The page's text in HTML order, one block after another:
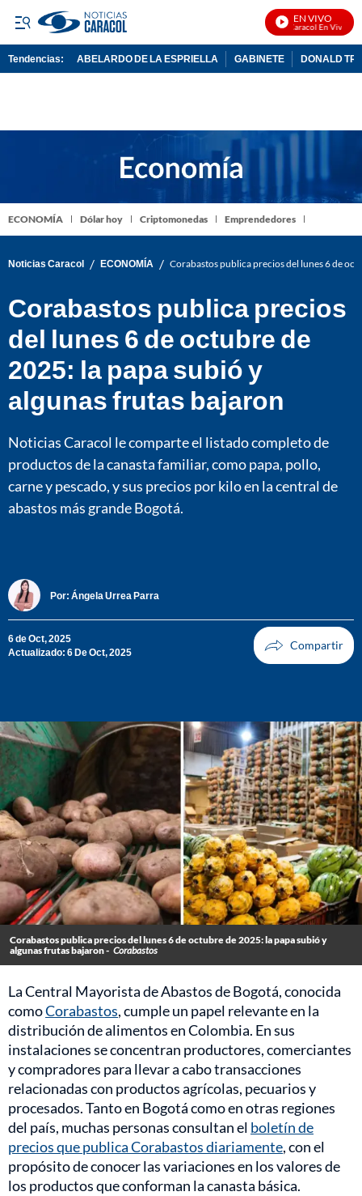
EN VIVO
Noticias Caracol En Vivo
Tendencias: ABELARDO DE LA ESPRIELLA GABINETE DONALD
ECONOMÍA Dólar hoy Criptomonedas Emprendedores
Noticias Caracol / ECONOMÍA / Corabastos publica precios del lunes 6 de
Corabastos publica precios
del lunes 6 de octubre de
2025: la papa subió y
algunas frutas bajaron
Noticias Caracol le comparte el listado completo de
productos de la canasta familiar, como papa, pollo,
carne y pescado, y sus precios por kilo en la central de
abastos más grande Bogotá.
Por: Ángela Urrea Parra
6 de Oct, 2025
Actualizado: 6 De Oct, 2025
Corabastos publica precios del lunes 6 de octubre de 2025: la papa subió y
algunas frutas bajaron - Corabastos
La Central Mayorista de Abastos de Bogotá, conocida
comoCorabastos, cumple un papel relevante en la
distribución de alimentos en Colombia. En sus
instalaciones se concentran productores, comerciantes
y compradores para llevar a cabo transacciones
relacionadas con productos agrícolas, pecuarios y
procesados. Tanto en Bogotá como en otras regiones
del país, muchas personas consultan el boletín de
precios que publica Corabastos diariamente, con el
propósito de conocer las variaciones en los valores de
los productos que conforman la canasta básica.